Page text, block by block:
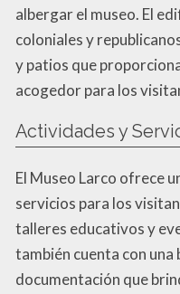
albergar el museo. El
coloniales y
y patios que
acogedor para los
Actividades y
El Museo Larco ofrece
servicios para los
talleres educativos y
también cuenta con
documentación que